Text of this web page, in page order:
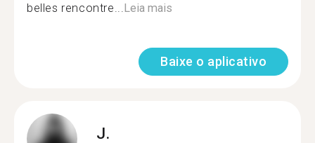
belles rencontre... Leia mais
Baixe o aplicativo
J.